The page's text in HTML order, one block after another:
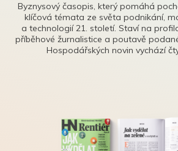
Byznysový časopis, který pomáhá
klíčová témata ze světa podnikání,
a technologií 21. století. Staví na
příběhové žurnalistice a poutavě
Hospodářských novin vychází